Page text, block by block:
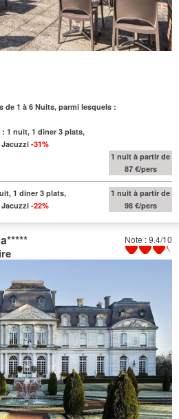
1 à 6 Nuits, parmi lesquels :
1 nuit, 1 diner 3 plats,
-31%
1 nuit à partir de
87 €/pers
1 diner 3 plats,
-22%
1 nuit à partir de
98 €/pers
Note : 9.4/10
*****